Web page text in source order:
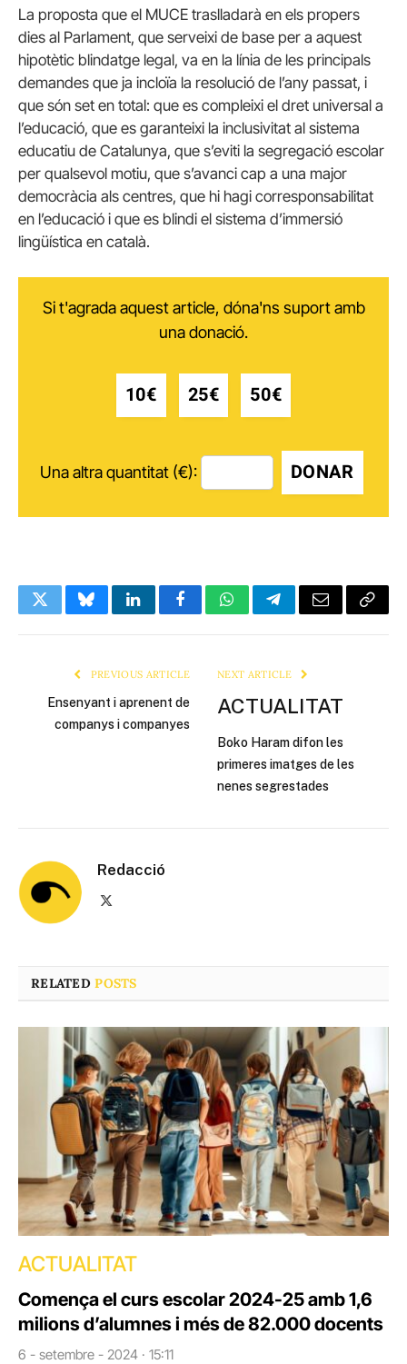
La proposta que el MUCE traslladarà en els propers
dies al Parlament, que serveixi de base per a aquest
hipotètic blindatge legal, va en la línia de les principals
demandes que ja incloïa la resolució de l’any passat, i
que són set en total: que es compleixi el dret universal a
l’educació, que es garanteixi la inclusivitat al sistema
educatiu de Catalunya, que s’eviti la segregació escolar
per qualsevol motiu, que s’avanci cap a una major
democràcia als centres, que hi hagi corresponsabilitat
en l’educació i que es blindi el sistema d’immersió
lingüística en català.
Si t'agrada aquest article, dóna'ns suport amb
una donació.
10€ 25€ 50€
Una altra quantitat (€): DONAR
TwitterBlueskyLinkedInFacebookWhatsAppTelegramEmail Copy
PREVIOUS ARTICLE
Ensenyant i aprenent de
companys i companyes
NEXT ARTICLE
ACTUALITAT
Boko Haram difon les
primeres imatges de les
nenes segrestades
Redacció
RELATEDPOSTS
ACTUALITAT
Comença el curs escolar 2024-25 amb 1,6
milions d’alumnes i més de 82.000 docents
6 - setembre - 2024 · 15:11